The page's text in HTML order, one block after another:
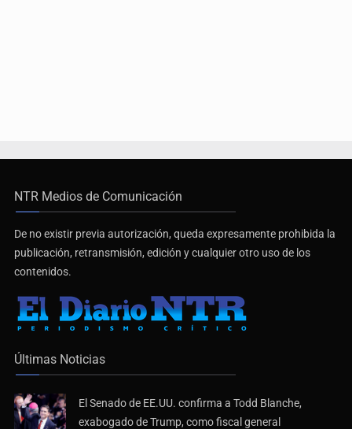
NTR Medios de Comunicación
De no existir previa autorización, queda expresamente prohibida la
publicación, retransmisión, edición y cualquier otro uso de los
contenidos.
Últimas Noticias
El Senado de EE.UU. confirma a Todd Blanche,
exabogado de Trump, como fiscal general